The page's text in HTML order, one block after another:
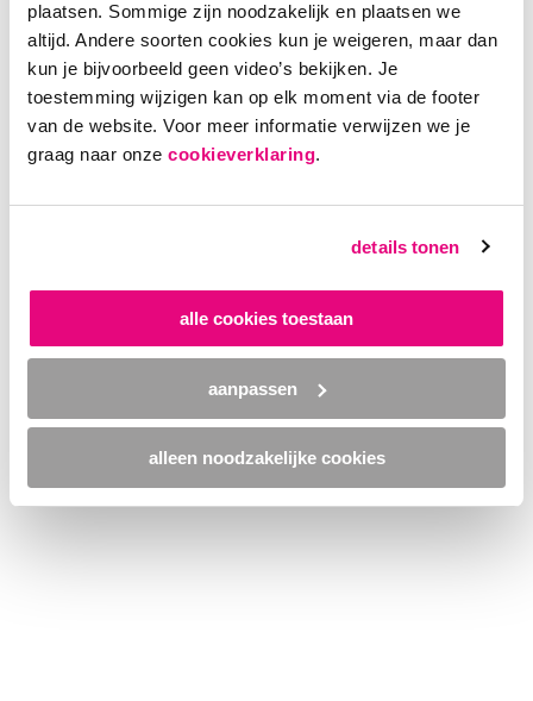
plaatsen. Sommige zijn noodzakelijk en plaatsen we
altijd. Andere soorten cookies kun je weigeren, maar dan
kun je bijvoorbeeld geen video’s bekijken. Je
toestemming wijzigen kan op elk moment via de footer
van de website. Voor meer informatie verwijzen we je
graag naar onze cookieverklaring.
details tonen
alle cookies toestaan
aanpassen
alleen noodzakelijke cookies
Application error: a client-side exception has occurred (see the